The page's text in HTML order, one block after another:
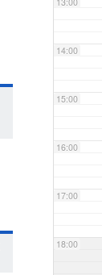
14:00
15:00
16:00
17:00
18:00